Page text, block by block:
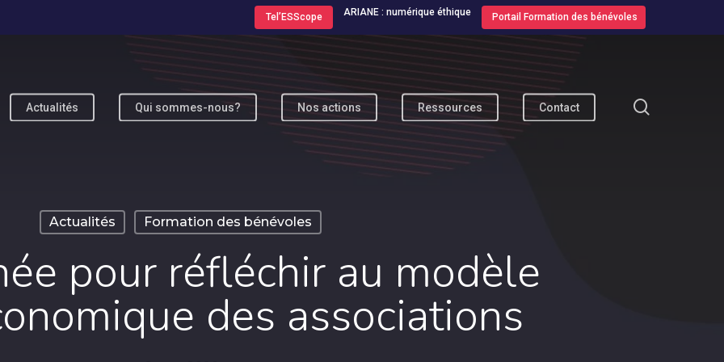
Tel’ESScope ARIANE : numérique éthique Portail Formation des bénévoles
fermer
Actualités Qui sommes-nous? Nos actions Ressources Contact
Actualités Formation des bénévoles
pour réfléchir au modèle
des associations